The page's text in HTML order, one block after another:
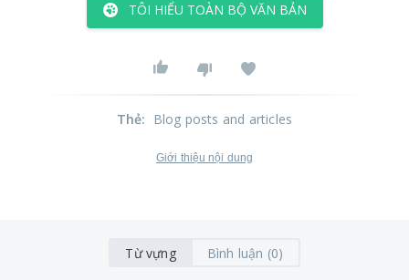
TÔI HIỂU TOÀN BỘ VĂN BẢN
Thẻ: Blog posts and articles
Giới thiệu nội dung
Từ vựng Bình luận (0)